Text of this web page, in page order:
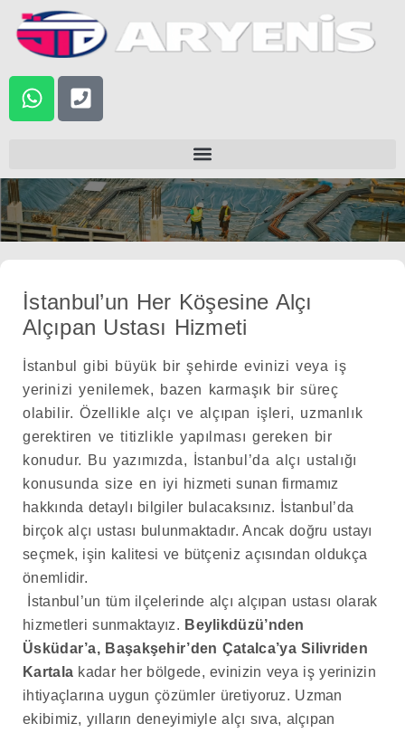
İstanbul’un Her Köşesine Alçı
Alçıpan Ustası Hizmeti
İstanbul gibi büyük bir şehirde evinizi veya iş
yerinizi yenilemek, bazen karmaşık bir süreç
olabilir. Özellikle alçı ve alçıpan işleri, uzmanlık
gerektiren ve titizlikle yapılması gereken bir
konudur. Bu yazımızda, İstanbul’da alçı ustalığı
konusunda size en iyi hizmeti sunan firmamız
hakkında detaylı bilgiler bulacaksınız. İstanbul’da
birçok alçı ustası bulunmaktadır. Ancak doğru ustayı
seçmek, işin kalitesi ve bütçeniz açısından oldukça
önemlidir.
İstanbul’un tüm ilçelerinde alçı alçıpan ustası olarak
hizmetleri sunmaktayız. Beylikdüzü’nden
Üsküdar’a, Başakşehir’den Çatalca’ya Silivriden
Kartala kadar her bölgede, evinizin veya iş yerinizin
ihtiyaçlarına uygun çözümler üretiyoruz. Uzman
ekibimiz, yılların deneyimiyle alçı sıva, alçıpan